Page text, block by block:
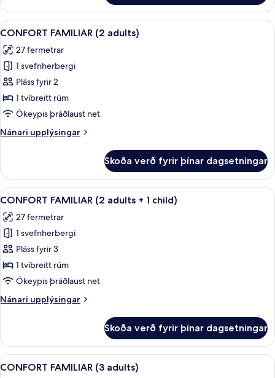
FAMILIAR
(1
adult
child)
Skoða
allar
myndir
fyrir
CONFORT
FAMILIAR
(2
Míníbar, öryggishólf í herbergi,
2
CONFORT FAMILIAR (2 adults)
27 fermetrar
1 svefnherbergi
Pláss fyrir 2
1 tvíbreitt rúm
Ókeypis þráðlaust net
Nánari upplýsingar
Nánari
FAMILIAR
(2
adults)
Skoða verð fyrir þínar dagsetningar
Skoða
allar
myndir
fyrir
CONFORT
FAMILIAR
(2
+
Míníbar, öryggishólf í herbergi,
2
CONFORT FAMILIAR (2 adults + 1 child)
27 fermetrar
1 svefnherbergi
Pláss fyrir 3
1 tvíbreitt rúm
Ókeypis þráðlaust net
Nánari upplýsingar
Nánari
FAMILIAR
(2
adults
Skoða verð fyrir þínar dagsetningar
Skoða
allar
Míníbar, öryggishólf í herbergi,
2
CONFORT FAMILIAR (3 adults)